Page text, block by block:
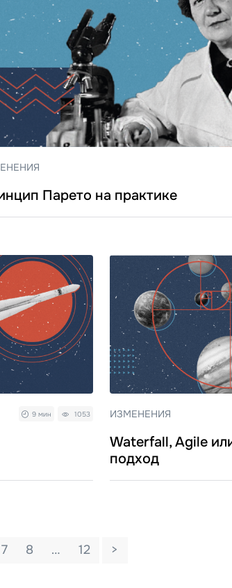
Парето на практике
9 мин 1053 ИЗМЕНЕНИЯ
Waterfall, Agile
подход
7 8 … 12 >